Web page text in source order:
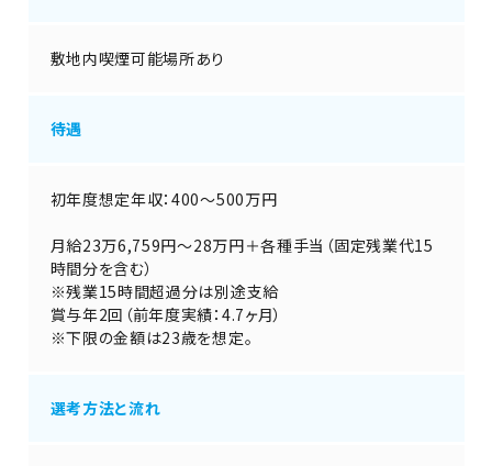
敷地内喫煙可能場所あり
待遇
初年度想定年収：400～500万円
月給23万6,759円～28万円＋各種手当（固定残業代15
時間分を含む）
※残業15時間超過分は別途支給
賞与年2回（前年度実績：4.7ヶ月）
※下限の金額は23歳を想定。
選考方法と流れ